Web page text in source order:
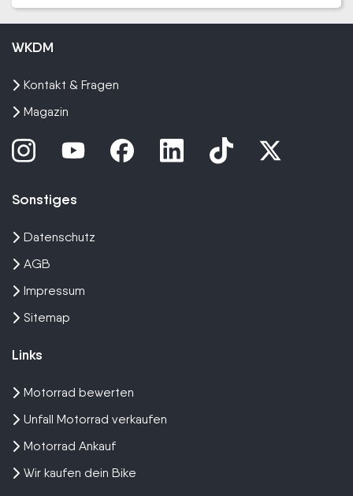
WKDM
Kontakt & Fragen
Magazin
Sonstiges
Datenschutz
AGB
Impressum
Sitemap
Links
Motorrad bewerten
Unfall Motorrad verkaufen
Motorrad Ankauf
Wir kaufen dein Bike